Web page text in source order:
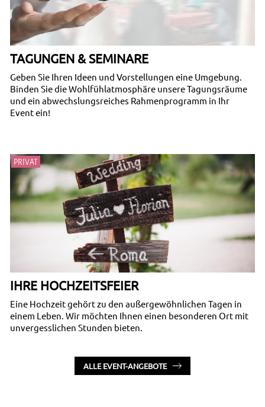
TAGUNGEN & SEMINARE
Geben Sie Ihren Ideen und Vorstellungen eine Umgebung.
Binden Sie die Wohlfühlatmosphäre unsere Tagungsräume
und ein abwechslungsreiches Rahmenprogramm in Ihr
Event ein!
PRIVAT
IHRE HOCHZEITSFEIER
Eine Hochzeit gehört zu den außergewöhnlichen Tagen in
einem Leben. Wir möchten Ihnen einen besonderen Ort mit
unvergesslichen Stunden bieten.
ALLE EVENT-ANGEBOTE